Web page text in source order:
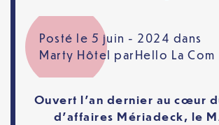
Posté le 5 juin - 2024 dans
Marty Hôtel parHello La Com
Ouvert l’an dernier au cœur
d’affaires Mériadeck, le